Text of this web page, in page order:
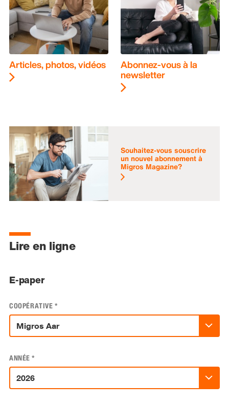
Articles, photos, vidéos Abonnez-vous à la
newsletter
Souhaitez-vous souscrire
un nouvel abonnement à
Migros Magazine?
Lire en ligne
E-paper
COOPÉRATIVE *
ANNÉE *